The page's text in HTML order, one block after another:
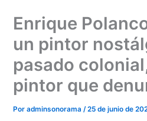
Enrique
un pintor
pasado
pintor que
Poradminsonorama/25 de junio de